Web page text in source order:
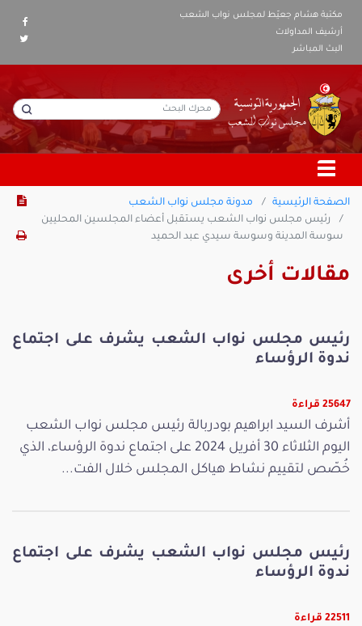
مكتبة هشام جعيّط لمجلس نواب الشعب
أرشيف المداولات
البث المباشر
الصفحة الرئيسية
مدونة مجلس نواب الشعب
رئيس مجلس نواب الشعب يستقبل أعضاء المجلسين المحليين
سوسة المدينة وسوسة سيدي عبد الحميد
مقالات أخرى
رئيس مجلس نواب الشعب يشرف على اجتماع
ندوة الرؤساء
25647 قراءة
أشرف السيد ابراهيم بودربالة رئيس مجلس نواب الشعب
اليوم الثلاثاء 30 أفريل 2024 على اجتماع ندوة الرؤساء، الذي
خُصّص لتقييم نشاط هياكل المجلس خلال الفت...
رئيس مجلس نواب الشعب يشرف على اجتماع
ندوة الرؤساء
22511 قراءة